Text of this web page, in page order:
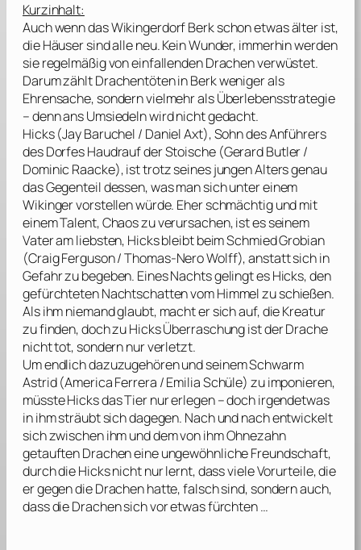
Kurzinhalt:
Auch wenn das Wikingerdorf Berk schon etwas älter ist,
die Häuser sind alle neu. Kein Wunder, immerhin werden
sie regelmäßig von einfallenden Drachen verwüstet.
Darum zählt Drachentöten in Berk weniger als
Ehrensache, sondern vielmehr als Überlebensstrategie
– denn ans Umsiedeln wird nicht gedacht.
Hicks (Jay Baruchel / Daniel Axt), Sohn des Anführers
des Dorfes Haudrauf der Stoische (Gerard Butler/
Dominic Raacke), ist trotz seines jungen Alters genau
das Gegenteil dessen, was man sich unter einem
Wikinger vorstellen würde. Eher schmächtig und mit
einem Talent, Chaos zu verursachen, ist es seinem
Vater am liebsten, Hicks bleibt beim Schmied Grobian
(Craig Ferguson/Thomas-Nero Wolff), anstatt sich in
Gefahr zu begeben. Eines Nachts gelingt es Hicks, den
gefürchteten Nachtschatten vom Himmel zu schießen.
Als ihm niemand glaubt, macht er sich auf, die Kreatur
zu finden, doch zu Hicks Überraschung ist der Drache
nicht tot, sondern nur verletzt.
Um endlich dazuzugehören und seinem Schwarm
Astrid (America Ferrera /Emilia Schüle) zu imponieren,
müsste Hicks das Tier nur erlegen – doch irgendetwas
in ihm sträubt sich dagegen. Nach und nach entwickelt
sich zwischen ihm und dem von ihm Ohnezahn
getauften Drachen eine ungewöhnliche Freundschaft,
durch die Hicks nicht nur lernt, dass viele Vorurteile, die
er gegen die Drachen hatte, falsch sind, sondern auch,
dass die Drachen sich vor etwas fürchten …